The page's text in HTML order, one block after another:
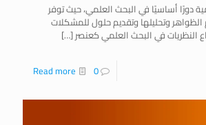
دورًا أساسيًا في البحث العلمي، حيث توفر
الظواهر وتحليلها وتقديم حلول للمشكلات
النظريات في البحث العلمي كعنصر[…]
0
Read more